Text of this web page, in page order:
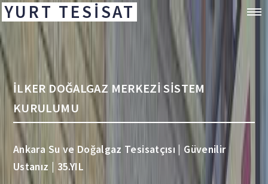
YURT TESİSAT
İLKER DOĞALGAZ MERKEZİ SİSTEM
KURULUMU
Ankara Su ve Doğalgaz Tesisatçısı | Güvenilir
Ustanız | 35.YIL